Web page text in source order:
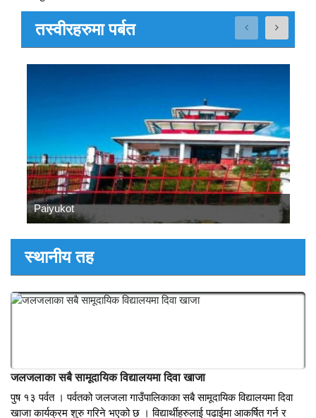
पैयुँको पाट्नेथरदेखि बेलायतसम्मको संघर्ष, "नेत्र त्यसपछि अरुको पनि नेत्र
नोभेम्बर ८ मा सम्पन्न पर्वत वेलफेयर सोसाइटी युके आठौँ अधिवेशनले नेत्र आलेलाई
दोश्रो कार्यकालको लागि अध्यक्षमा निर्वाचित गरेको छ । विभिन्न सिलसिलामा
बेलायत पुगेका पर्वतेलीहरुको यो संस्था जिल्लामा...
तस्वीरहरुमा पर्बत
स्थानीय तह